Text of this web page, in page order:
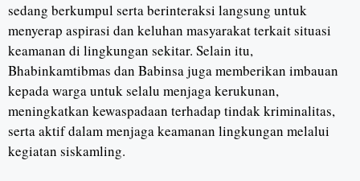
sedang berkumpul serta berinteraksi langsung untuk
menyerap aspirasi dan keluhan masyarakat terkait situasi
keamanan di lingkungan sekitar. Selain itu,
Bhabinkamtibmas dan Babinsa juga memberikan imbauan
kepada warga untuk selalu menjaga kerukunan,
meningkatkan kewaspadaan terhadap tindak kriminalitas,
serta aktif dalam menjaga keamanan lingkungan melalui
kegiatan siskamling.